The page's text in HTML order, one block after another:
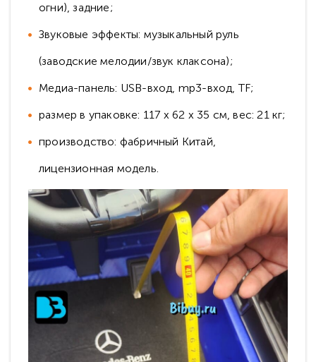
огни), задние;
Звуковые эффекты: музыкальный руль
(заводские мелодии/звук клаксона);
Медиа-панель: USB-вход, mp3-вход, TF;
размер в упаковке: 117 х 62 х 35 см, вес: 21 кг;
производство: фабричный Китай,
лицензионная модель.